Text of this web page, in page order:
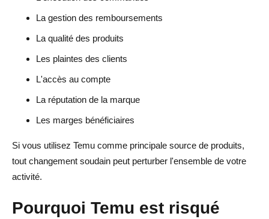
La gestion des remboursements
La qualité des produits
Les plaintes des clients
L'accès au compte
La réputation de la marque
Les marges bénéficiaires
Si vous utilisez Temu comme principale source de produits,
tout changement soudain peut perturber l'ensemble de votre
activité.
Pourquoi Temu est risqué